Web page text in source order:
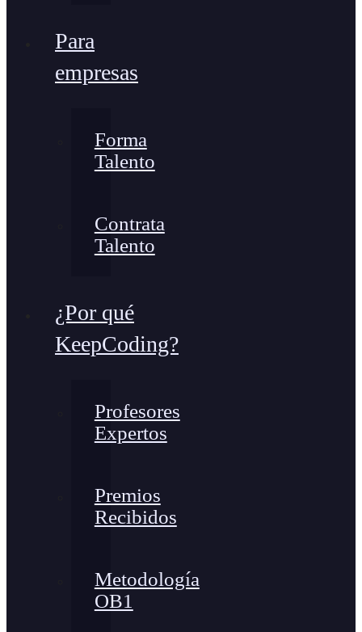
Para
empresas
Forma
Talento
Contrata
Talento
¿Por qué
KeepCoding?
Profesores
Expertos
Premios
Recibidos
Metodología
OB1